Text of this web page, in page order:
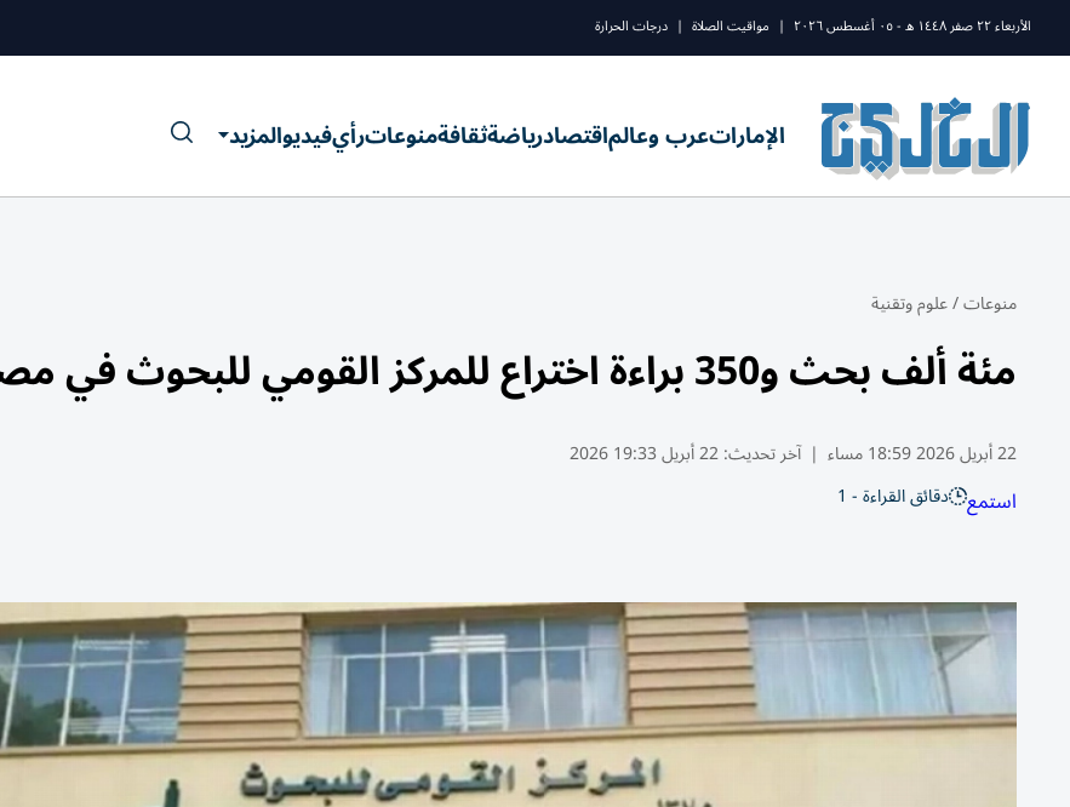
الأربعاء ٢٢ صفر ١٤٤٨ ه - ٠٥ أغسطس ٢٠٢٦ | مواقيت الصلاة | درجات الحرارة
الإماراتعرب وعالماقتصادرياضةثقافةمنوعاترأيفيديوالمزيد
منوعات/علوم وتقنية
مئة ألف بحث و350 براءة اختراع للمركز القومي للبحوث في مصر
22 أبريل 2026 18:59 مساء | آخر تحديث:22 أبريل 19:33 2026
استمع دقائق القراءة - 1